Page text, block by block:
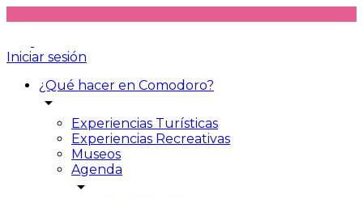
Iniciar sesión
¿Qué hacer en Comodoro?
arrow_drop_down
Experiencias Turísticas
Experiencias Recreativas
Museos
Agenda
arrow_drop_down